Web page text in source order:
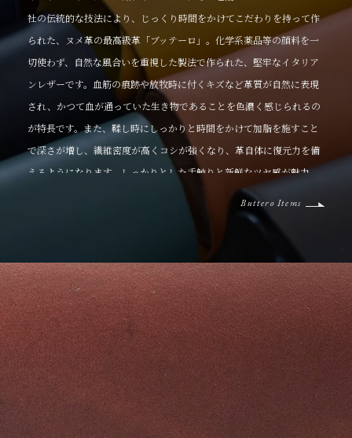
社の伝統的な技法により、じっくり時間をかけてこだわりを持って作
られた、ヌメ革の最高級革「ブッテーロ」。化学系薬品等の顔料を一
切使わず、自然な風合いを重視した製法で作られた、堅牢なイタリア
ンレザーです。血筋の痕跡や放牧時に付くキズなど革質が自然に表現
され、かつて血が通っていた生き物であることを色濃く感じられるの
が特長です。また、鞣し時にしっかりと時間をかけて加脂を施すこと
で深さが増し、繊維密度が高くコシが強くなり、革自体に復元力を備
えるようになります。しっかりとした手触りと新鮮なツヤ感が魅力
で、使い込むほどに革本来の味が増す、育てがいのある素材です。
Buttero Items